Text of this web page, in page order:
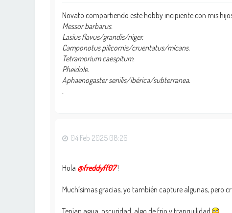
Novato compartiendo este hobby incipiente con mis
Messor barbarus.
Lasius flavus/grandis/niger.
Camponotus pilicornis/cruentatus/micans.
Tetramorium caespitum.
Pheidole.
Aphaenogaster senilis/ibérica/subterranea.
.
04 Feb 2025 08:26
Hola @freddyff07!
Muchísimas gracias, yo también capture algunas, pero
Tenían agua, oscuridad, algo de frio y tranquilidad